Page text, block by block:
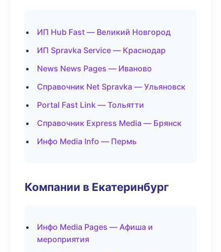
ИП Hub Fast — Великий Новгород
ИП Spravka Service — Краснодар
News News Pages — Иваново
Справочник Net Spravka — Ульяновск
Portal Fast Link — Тольятти
Справочник Express Media — Брянск
Инфо Media Info — Пермь
Компании в Екатеринбург
Инфо Media Pages — Афиша и
мероприятия